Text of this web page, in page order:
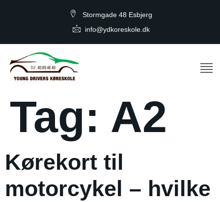
Stormgade 48 Esbjerg
info@ydkoreskole.dk
Tag: A2
Kørekort til
motorcykel – hvilke